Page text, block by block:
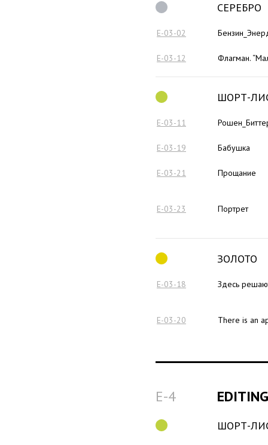
СЕРЕБРО
E-03-02
E-03-12 Флагман.
ШОРТ-
E-03-11
E-03-19 Бабушка
E-03-21 Прощание
E-03-23 Портрет
ЗОЛОТО
E-03-18 Здесь
E-03-20 There is an
E-4 EDITING
ШОРТ-